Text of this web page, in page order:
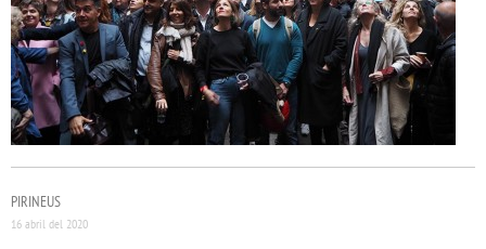
PIRINEUS
16 abril del 2020